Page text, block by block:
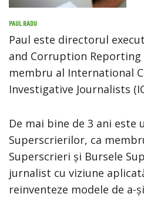
PAUL RADU
Paul este directorul
and Corruption Reporting
membru al International
Investigative Journalists
De mai bine de 3 ani
Superscrierilor, ca
Superscrieri și Bursele
jurnalist cu viziune
reinventeze modele de a-